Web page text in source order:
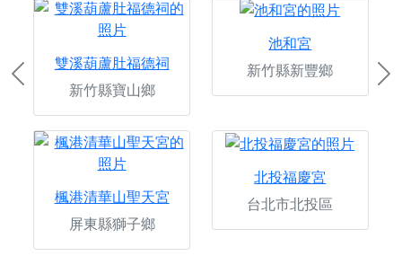
雙溪葫蘆肚福德祠
新竹縣寶山鄉
池和宮
新竹縣新豐鄉
楓港清華山聖天宮
屏東縣獅子鄉
北投福慶宮
台北市北投區
Previous